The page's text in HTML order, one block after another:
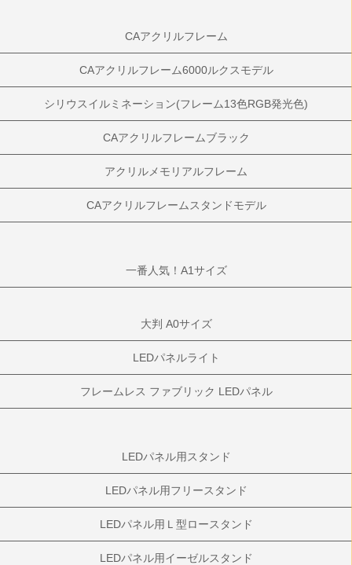
CAアクリルフレーム
CAアクリルフレーム6000ルクスモデル
シリウスイルミネーション(フレーム13色RGB発光色)
CAアクリルフレームブラック
アクリルメモリアルフレーム
CAアクリルフレームスタンドモデル
一番人気！A1サイズ
大判 A0サイズ
LEDパネルライト
フレームレス ファブリック LEDパネル
LEDパネル用スタンド
LEDパネル用フリースタンド
LEDパネル用Ｌ型ロースタンド
LEDパネル用イーゼルスタンド